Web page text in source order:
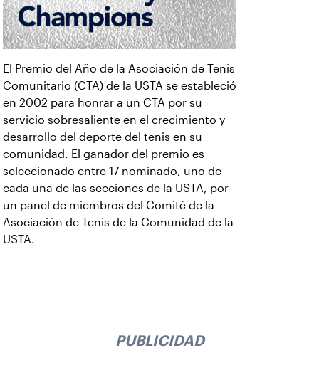
El Premio del Año de la Asociación de Tenis
Comunitario (CTA) de la USTA se estableció
en 2002 para honrar a un CTA por su
servicio sobresaliente en el crecimiento y
desarrollo del deporte del tenis en su
comunidad. El ganador del premio es
seleccionado entre 17 nominado, uno de
cada una de las secciones de la USTA, por
un panel de miembros del Comité de la
Asociación de Tenis de la Comunidad de la
USTA.
PUBLICIDAD